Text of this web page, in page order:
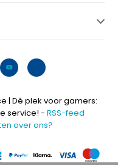
| Dé plek voor gamers:
service! - RSS-feed
over ons?